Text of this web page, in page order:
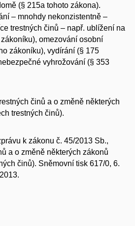
(§ 215a tohoto zákona).
– mnohdy nekonzistentně –
trestných činů – např. ublížení na
omezování osobní
zákoníku), vydírání (§ 175
vyhrožování (§ 353
činů a o změně některých
trestných činů).
k zákonu č. 45/2013 Sb.,
a o změně některých zákonů
činů). Sněmovní tisk 617/0, 6.